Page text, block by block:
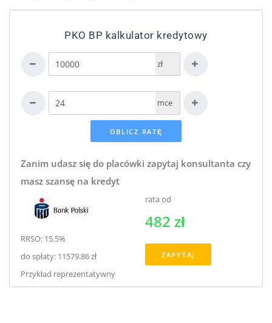
PKO BP kalkulator kredytowy
zł
mce
Zanim udasz się do placówki zapytaj konsultanta czy
masz szansę na kredyt
RRSO: 15.5%
do spłaty: 11579.86 zł
Przykład reprezentatywny
rata od
482 zł
ZAPYTAJ